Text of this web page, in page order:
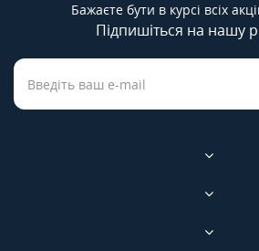
Бажаєте бути в курсі всіх
Підпишіться на нашу